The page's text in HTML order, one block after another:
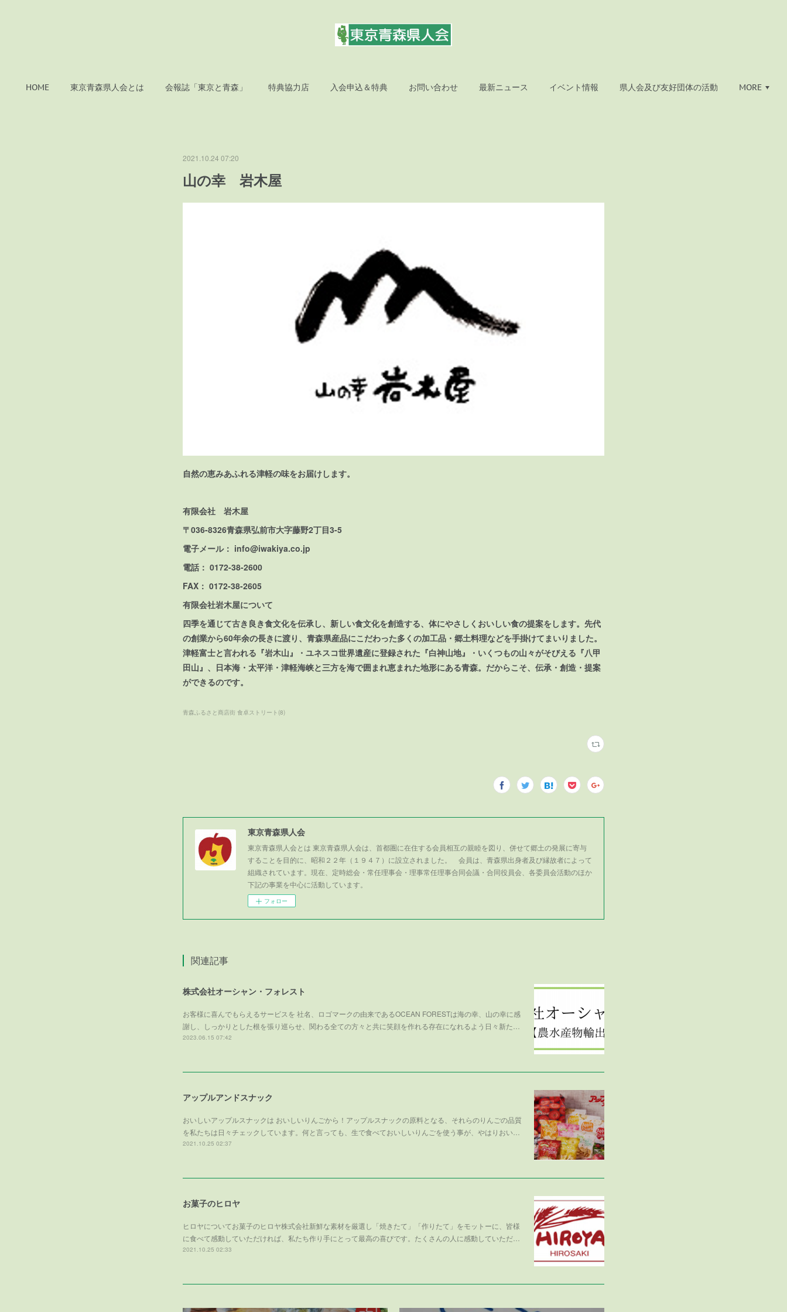
HOME 東京青森県人会とは 会報誌「東京と青森」 特典協力店 入会申込＆特典 お問い合わせ 最新ニュース イベント情報 県人会及び友好団体の活動 MORE
2021.10.24 07:20
山の幸 岩木屋
自然の恵みあふれる津軽の味をお届けします。
有限会社 岩木屋
〒036-8326青森県弘前市大字藤野2丁目3-5
電子メール： info@iwakiya.co.jp
電話： 0172-38-2600
FAX： 0172-38-2605
有限会社岩木屋について
四季を通じて古き良き食文化を伝承し、新しい食文化を創造する、体にやさしくおいしい食の提案をします。先代
の創業から60年余の長きに渡り、青森県産品にこだわった多くの加工品・郷土料理などを手掛けてまいりました。
津軽富士と言われる『岩木山』・ユネスコ世界遺産に登録された『白神山地』・いくつもの山々がそびえる『八甲
田山』、日本海・太平洋・津軽海峡と三方を海で囲まれ恵まれた地形にある青森。だからこそ、伝承・創造・提案
ができるのです。
青森ふるさと商店街 食卓ストリート (8)
東京青森県人会
東京青森県人会とは 東京青森県人会は、首都圏に在住する会員相互の親睦を図り、併せて郷土の発展に寄与
することを目的に、昭和２２年（１９４７）に設立されました。 会員は、青森県出身者及び縁故者によって
組織されています。現在、定時総会・常任理事会・理事常任理事合同会議・合同役員会、各委員会活動のほか
下記の事業を中心に活動しています。
フォロー
関連記事
株式会社オーシャン・フォレスト
お客様に喜んでもらえるサービスを 社名、ロゴマークの由来であるOCEAN FORESTは海の幸、山の幸に感
謝し、しっかりとした根を張り巡らせ、関わる全ての方々と共に笑顔を作れる存在になれるよう日々新た…
2023.06.15 07:42
アップルアンドスナック
おいしいアップルスナックは おいしいりんごから！アップルスナックの原料となる、それらのりんごの品質
を私たちは日々チェックしています。何と言っても、生で食べておいしいりんごを使う事が、やはりおい…
2021.10.25 02:37
お菓子のヒロヤ
ヒロヤについてお菓子のヒロヤ株式会社新鮮な素材を厳選し「焼きたて」「作りたて」をモットーに、皆様
に食べて感動していただければ、私たち作り手にとって最高の喜びです。たくさんの人に感動していただ…
2021.10.25 02:33